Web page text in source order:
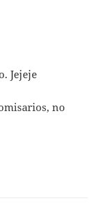
Jejeje
no